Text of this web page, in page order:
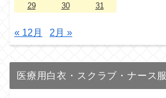
29
30 31
« 12月 2月 »
医療用白衣・スクラブ・ナース服